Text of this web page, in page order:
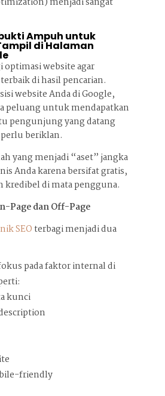
Ampuh untuk
di Halaman
optimasi website agar
di hasil pencarian.
website Anda di Google,
peluang untuk mendapatkan
pengunjung yang datang
perlu beriklan.
yang menjadi “aset” jangka
Anda karena bersifat gratis,
kredibel di mata pengguna.
Page dan Off-Page
SEOterbagi menjadi dua
pada faktor internal di
kunci
friendly